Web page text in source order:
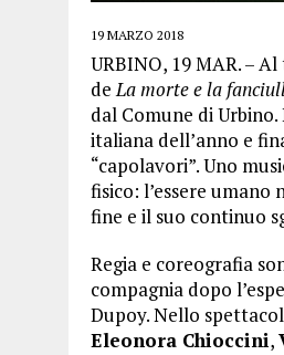
19 MARZO 2018
URBINO, 19 MAR. –
deLa morte e la
dal Comune di
italiana dell’anno e
“capolavori”. Uno
fisico: l’essere
fine e il suo continuo
Regia e coreografia
compagnia dopo
Dupoy. Nello
Eleonora Chioccini,